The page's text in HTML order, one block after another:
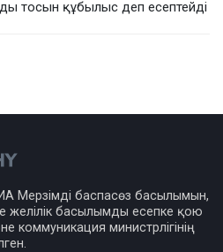
тосын құбылыс деп есептейді
Мерзімді баспасөз басылымын,
желілік басылымды есепке қою
коммуникация министрлігінің